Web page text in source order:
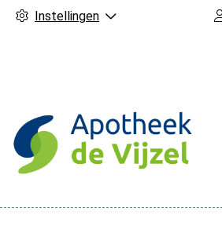
Instellingen